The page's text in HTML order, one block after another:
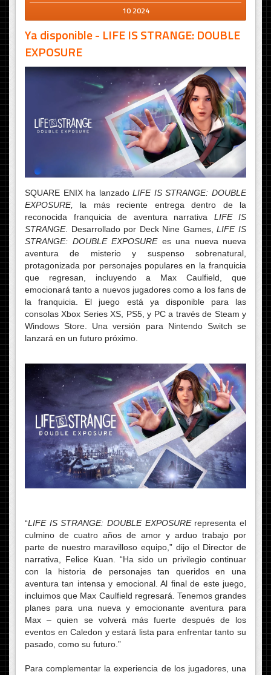
10 2024
Ya disponible - LIFE IS STRANGE: DOUBLE
EXPOSURE
SQUARE ENIX ha lanzadoLIFE IS STRANGE: DOUBLE
EXPOSURE,
la más reciente entrega dentro de la
reconocida franquicia de aventura narrativa LIFE IS
STRANGE. Desarrollado por Deck Nine Games,LIFE IS
STRANGE: DOUBLE EXPOSURE es una nueva nueva
aventura de misterio y suspenso sobrenatural,
protagonizada por personajes populares en la franquicia
que regresan, incluyendo a Max Caulfield, que
emocionará tanto a nuevos jugadores como a los fans de
la franquicia. El juego está ya disponible para las
consolas Xbox Series XS, PS5, y PC a través de Steam y
Windows Store. Una versión para Nintendo Switch se
lanzará en un futuro próximo.
“LIFE IS STRANGE: DOUBLE EXPOSURErepresenta el
culmino de cuatro años de amor y arduo trabajo por
parte de nuestro maravilloso equipo,” dijo el Director de
narrativa, Felice Kuan. “Ha sido un privilegio continuar
con la historia de personajes tan queridos en una
aventura tan intensa y emocional. Al final de este juego,
incluimos que Max Caulfield regresará. Tenemos grandes
planes para una nueva y emocionante aventura para
Max – quien se volverá más fuerte después de los
eventos en Caledon y estará lista para enfrentar tanto su
pasado, como su futuro.”
Para complementar la experiencia de los jugadores, una